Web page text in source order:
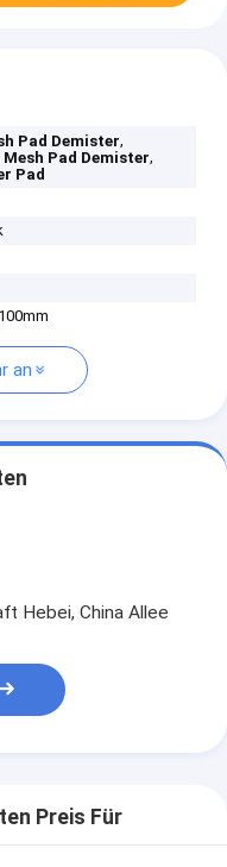
Pad Demister,
Pad Demister,
Pad
an
Hebei, China Allee
Preis Für